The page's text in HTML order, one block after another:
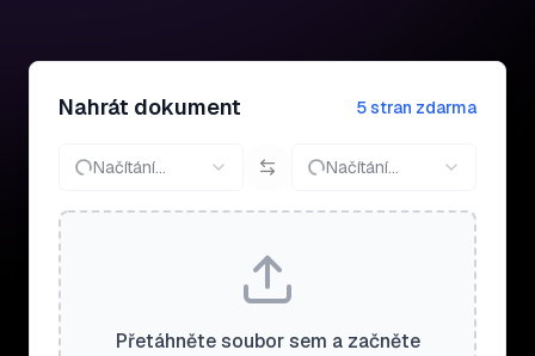
Nahrát dokument 5 stran zdarma
Načítání… Načítání…
Přetáhněte soubor sem a začněte